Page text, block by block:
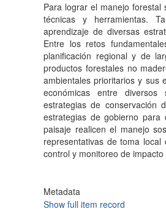
Para lograr el manejo forestal
técnicas y herramientas.
aprendizaje de diversas
Entre los retos
planificación regional y de
productos forestales no
ambientales prioritarios y sus
económicas entre
estrategias de conservación
estrategias de gobierno
paisaje realicen el manejo
representativas de toma local
control y monitoreo de
Metadata
Show full item record